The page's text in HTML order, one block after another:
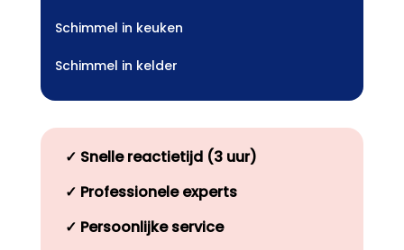
Schimmel in keuken
Schimmel in kelder
✓ Snelle reactietijd (3 uur)
✓ Professionele experts
✓ Persoonlijke service